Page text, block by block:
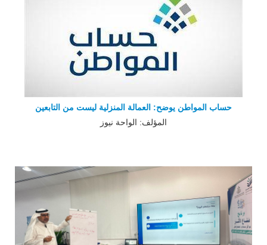
حساب المواطن يوضح: العمالة المنزلية ليست من التابعين
المؤلف: الواحة نيوز